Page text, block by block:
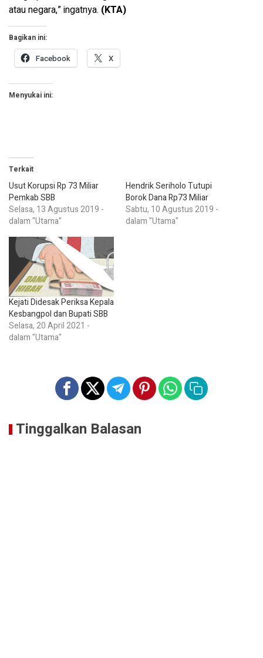
atau negara,” ingatnya. (KTA)
Bagikan ini:
Facebook X
Menyukai ini:
Terkait
Usut Korupsi Rp 73 Miliar
Pemkab SBB
Selasa, 13 Agustus 2019 -
dalam "Utama"
Hendrik Seriholo Tutupi
Borok Dana Rp73 Miliar
Sabtu, 10 Agustus 2019 -
dalam "Utama"
Kejati Didesak Periksa Kepala
Kesbangpol dan Bupati SBB
Selasa, 20 April 2021 -
dalam "Utama"
Tinggalkan Balasan